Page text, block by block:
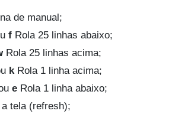
de manual;
f Rola 25 linhas abaixo;
Rola 25 linhas acima;
kRola 1 linha acima;
e Rola 1 linha abaixo;
tela (refresh);